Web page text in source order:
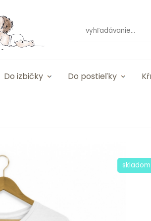
Do izbičky Do postieľky
skladom